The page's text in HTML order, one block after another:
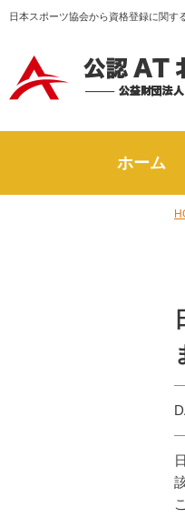
日本スポーツ協会から資格登録に関す
ホーム